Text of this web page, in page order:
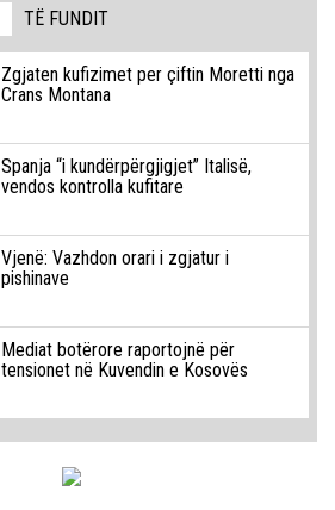
TË FUNDIT
Zgjaten kufizimet per çiftin Moretti nga
Crans Montana
Spanja “i kundërpërgjigjet” Italisë,
vendos kontrolla kufitare
Vjenë: Vazhdon orari i zgjatur i
pishinave
Mediat botërore raportojnë për
tensionet në Kuvendin e Kosovës